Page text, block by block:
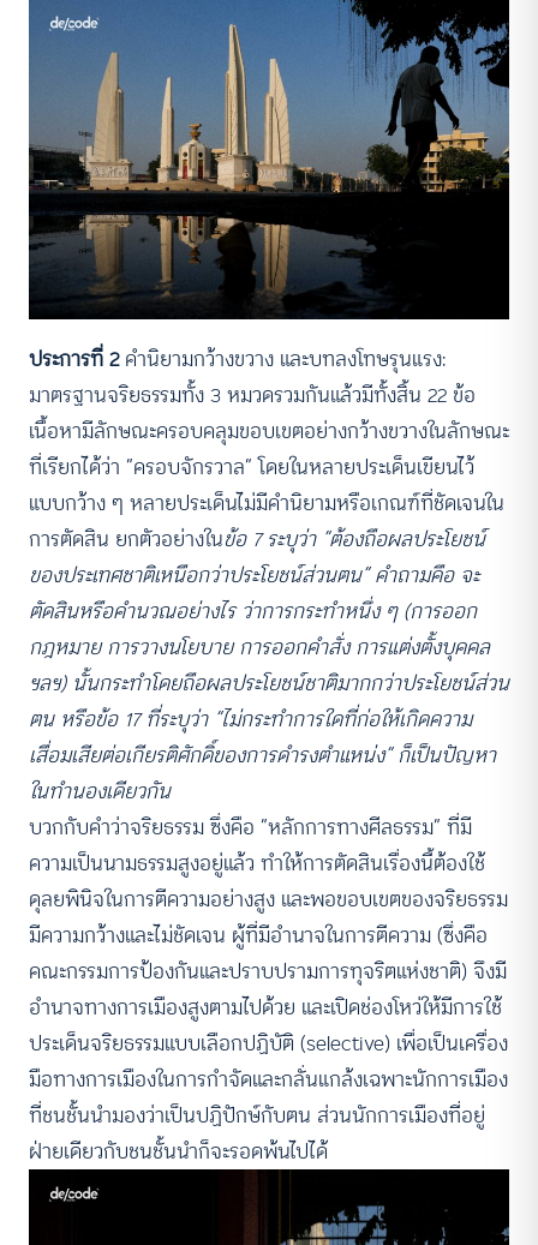
ประการที่ 2คำนิยามกว้างขวาง และบทลงโทษรุนแรง:
มาตรฐานจริยธรรมทั้ง 3 หมวดรวมกันแล้วมีทั้งสิ้น 22 ข้อ
เนื้อหามีลักษณะครอบคลุมขอบเขตอย่างกว้างขวางในลักษณะ
ที่เรียกได้ว่า “ครอบจักรวาล” โดยในหลายประเด็นเขียนไว้
แบบกว้าง ๆ หลายประเด็นไม่มีคำนิยามหรือเกณฑ์ที่ชัดเจนใน
การตัดสิน ยกตัวอย่างในข้อ 7 ระบุว่า “ต้องถือผลประโยชน์
ของประเทศชาติเหนือกว่าประโยชน์ส่วนตน” คำถามคือ จะ
ตัดสินหรือคำนวณอย่างไร ว่าการกระทำหนึ่ง ๆ (การออก
กฎหมาย การวางนโยบาย การออกคำสั่ง การแต่งตั้งบุคคล
ฯลฯ) นั้นกระทำโดยถือผลประโยชน์ชาติมากกว่าประโยชน์ส่วน
ตน หรือข้อ 17 ที่ระบุว่า “ไม่กระทำการใดที่ก่อให้เกิดความ
เสื่อมเสียต่อเกียรติศักดิ์ของการดำรงตำแหน่ง” ก็เป็นปัญหา
ในทำนองเดียวกัน
บวกกับคำว่าจริยธรรม ซึ่งคือ “หลักการทางศีลธรรม” ที่มี
ความเป็นนามธรรมสูงอยู่แล้ว ทำให้การตัดสินเรื่องนี้ต้องใช้
ดุลยพินิจในการตีความอย่างสูง และพอขอบเขตของจริยธรรม
มีความกว้างและไม่ชัดเจน ผู้ที่มีอำนาจในการตีความ (ซึ่งคือ
คณะกรรมการป้องกันและปราบปรามการทุจริตแห่งชาติ) จึงมี
อำนาจทางการเมืองสูงตามไปด้วย และเปิดช่องโหว่ให้มีการใช้
ประเด็นจริยธรรมแบบเลือกปฏิบัติ (selective) เพื่อเป็นเครื่อง
มือทางการเมืองในการกำจัดและกลั่นแกล้งเฉพาะนักการเมือง
ที่ชนชั้นนำมองว่าเป็นปฏิปักษ์กับตน ส่วนนักการเมืองที่อยู่
ฝ่ายเดียวกับชนชั้นนำก็จะรอดพ้นไปได้